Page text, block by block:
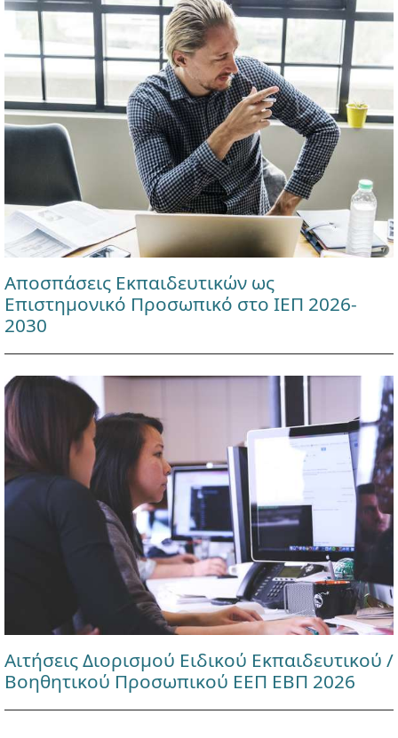
Αποσπάσεις Εκπαιδευτικών ως
Επιστημονικό Προσωπικό στο ΙΕΠ 2026-
2030
Αιτήσεις Διορισμού Ειδικού Εκπαιδευτικού /
Βοηθητικού Προσωπικού ΕΕΠ ΕΒΠ 2026